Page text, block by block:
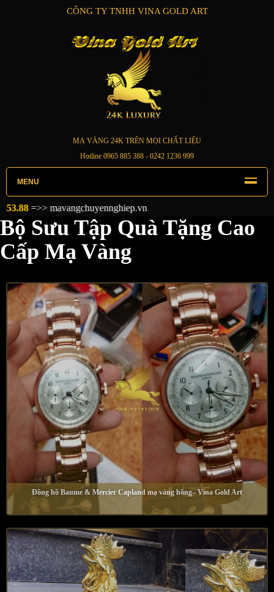
CÔNG TY TNHH VINA GOLD ART
MẠ VÀNG 24K TRÊN MỌI CHẤT LIỆU
Hotline 0965 885 388 - 0242 1236 999
MENU
Bộ Sưu Tập Quà Tặng Cao
Cấp Mạ Vàng
Đồng hồ Baume & Mercier Capland mạ vàng hồng– Vina Gold Art